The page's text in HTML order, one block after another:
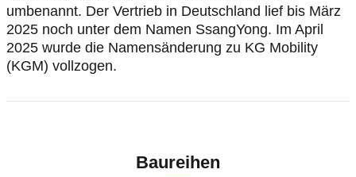
umbenannt. Der Vertrieb in Deutschland lief bis März
2025 noch unter dem Namen SsangYong. Im April
2025 wurde die Namensänderung zu KG Mobility
(KGM) vollzogen.
Baureihen